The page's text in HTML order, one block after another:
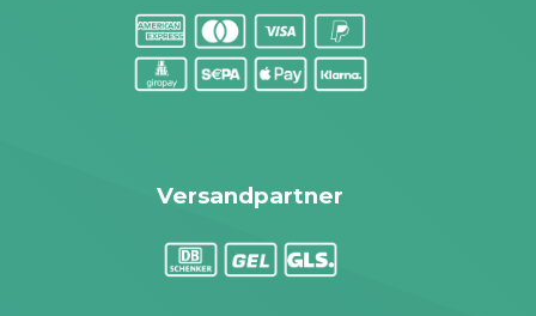
Versandpartner